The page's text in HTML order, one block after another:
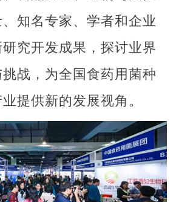
知名专家、学者和企业
究开发成果，探讨业界
战，为全国食药用菌种
提供新的发展视角。